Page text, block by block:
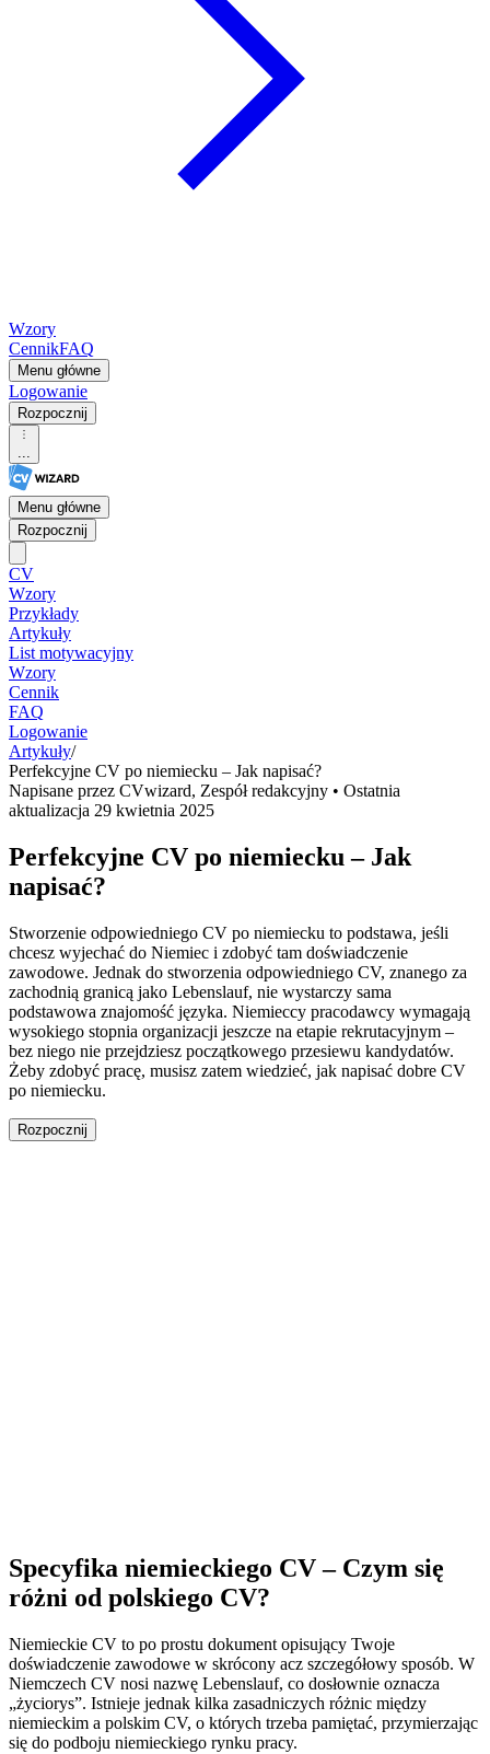
Wzory
CennikFAQ
Menu główne
Logowanie
Rozpocznij
...
Menu główne
Rozpocznij
CV
Wzory
Przykłady
Artykuły
List motywacyjny
Wzory
Cennik
FAQ
Logowanie
Artykuły/
Perfekcyjne CV po niemiecku – Jak napisać?
Napisane przez CVwizard, Zespół redakcyjny • Ostatnia
aktualizacja 29 kwietnia 2025
Perfekcyjne CV po niemiecku – Jak
napisać?
Stworzenie odpowiedniego CV po niemiecku to podstawa, jeśli
chcesz wyjechać do Niemiec i zdobyć tam doświadczenie
zawodowe. Jednak do stworzenia odpowiedniego CV, znanego za
zachodnią granicą jako Lebenslauf, nie wystarczy sama
podstawowa znajomość języka. Niemieccy pracodawcy wymagają
wysokiego stopnia organizacji jeszcze na etapie rekrutacyjnym –
bez niego nie przejdziesz początkowego przesiewu kandydatów.
Żeby zdobyć pracę, musisz zatem wiedzieć, jak napisać dobre CV
po niemiecku.
Rozpocznij
Specyfika niemieckiego CV – Czym się
różni od polskiego CV?
Niemieckie CV to po prostu dokument opisujący Twoje
doświadczenie zawodowe w skrócony acz szczegółowy sposób. W
Niemczech CV nosi nazwę Lebenslauf, co dosłownie oznacza
„życiorys”. Istnieje jednak kilka zasadniczych różnic między
niemieckim a polskim CV, o których trzeba pamiętać, przymierzając
się do podboju niemieckiego rynku pracy.